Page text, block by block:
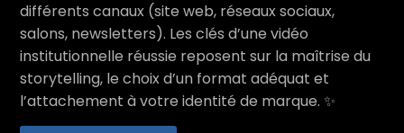
différents canaux (site web, réseaux sociaux,
salons, newsletters). Les clés d’une vidéo
institutionnelle réussie reposent sur la maîtrise du
storytelling, le choix d’un format adéquat et
l’attachement à votre identité de marque. ✨